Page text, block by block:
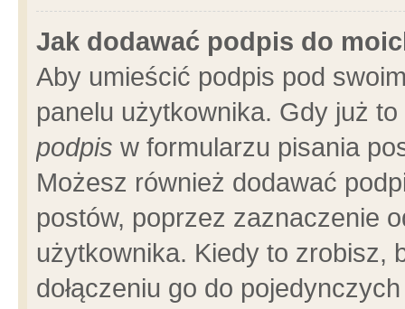
Jak dodawać podpis do
Aby umieścić podpis pod
panelu użytkownika. Gdy już
podpis w formularzu pisania
Możesz również dodawać
postów, poprzez zaznaczenie
użytkownika. Kiedy to zrobisz,
dołączeniu go do